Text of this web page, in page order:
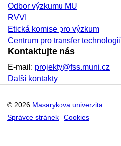
Odbor výzkumu MU
RVVI
Etická komise pro výzkum
Centrum pro transfer technologií
Kontaktujte nás
E-mail: projekty@fss.muni.cz
Další kontakty
© 2026 Masarykova univerzita
Správce stránek
Cookies